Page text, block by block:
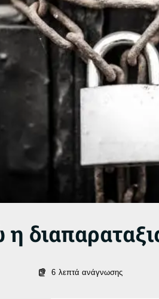
6 λεπτά ανάγνωσης